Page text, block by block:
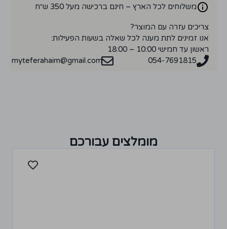
משלוחים לכל הארץ – חינם ברכישה מעל 350 ש״ח
צריכים עזרה עם המוצר?
אנו זמינים לתת מענה לכל שאלה בשעות הפעילות:
ראשון עד חמישי 10:00 – 18:00
054-7691815
myteferahaim@gmail.com
מומלצים עבורכם